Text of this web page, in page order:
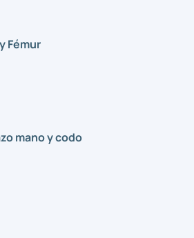
Fémur
mano y codo